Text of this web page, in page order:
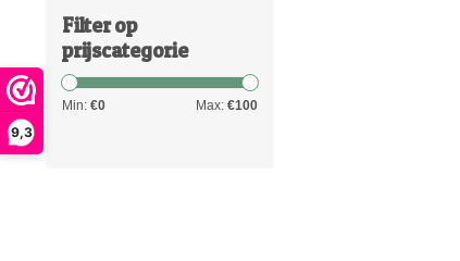
9,3
Filter op
prijscategorie
Min: €0 Max: €100